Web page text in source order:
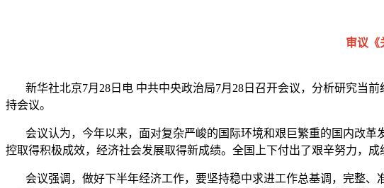
审议《
新华社北京7月28日电 中共中央政治局7月28日召开会议，分析研究当
持会议。
会议认为，今年以来，面对复杂严峻的国际环境和艰巨繁重的国内改革
控取得积极成效，经济社会发展取得新成绩。全国上下付出了艰辛努力，
会议强调，做好下半年经济工作，要坚持稳中求进工作总基调，完整、